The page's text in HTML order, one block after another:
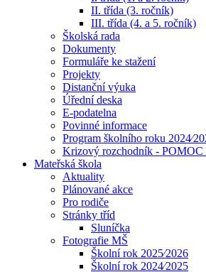
II. třída (3. ročník)
III. třída (4. a 5. ročník)
Školská rada
Dokumenty
Formuláře ke stažení
Projekty
Distanční výuka
Úřední deska
E-podatelna
Povinné informace
Program školního roku
Krizový rozchodník -
Mateřská škola
Aktuality
Plánované akce
Pro rodiče
Stránky tříd
Sluníčka
Fotografie MŠ
Školní rok 2025⁄2026
Školní rok 2024⁄2025